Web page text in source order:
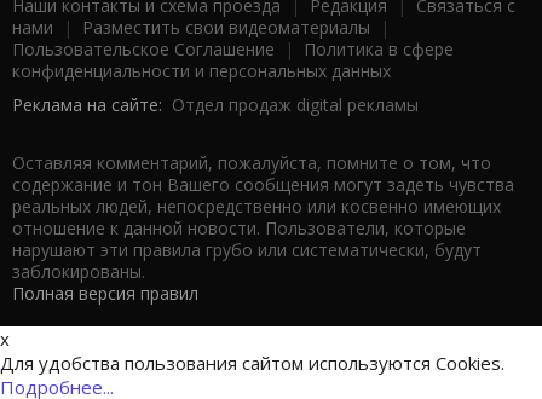
Наши контакты и схема проезда | Редакция | Связаться с
нами | Разместить свои видеоматериалы |
Пользовательское Соглашение |
Политика в сфере
конфиденциальности и персональных данных
Реклама на сайте: Отдел продаж digital рекламы
Оставляя комментарий, пожалуйста, помните о том, что
содержание и тон Вашего сообщения могут задеть чувства
реальных людей, непосредственно или косвенно имеющих
отношение к данной новости. Пользователи, которые
нарушают эти правила грубо или систематически, будут
заблокированы.
Полная версия правил
x
Для удобства пользования сайтом используются Cookies.
Подробнее...